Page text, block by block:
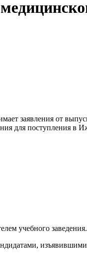
заявления от
для поступления в
учебного заведения.